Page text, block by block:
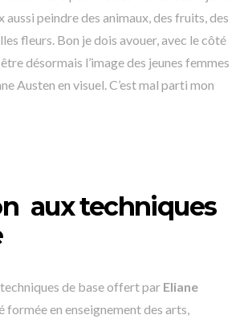
aussi peindre des animaux, des fruits, des
fleurs. Bon je dois avouer, avec le côté
désormais l’image des jeunes femmes
Austen en visuel. C’est mal parti mon
aux techniques
techniques de base offert par Eliane
formée en enseignement des arts,